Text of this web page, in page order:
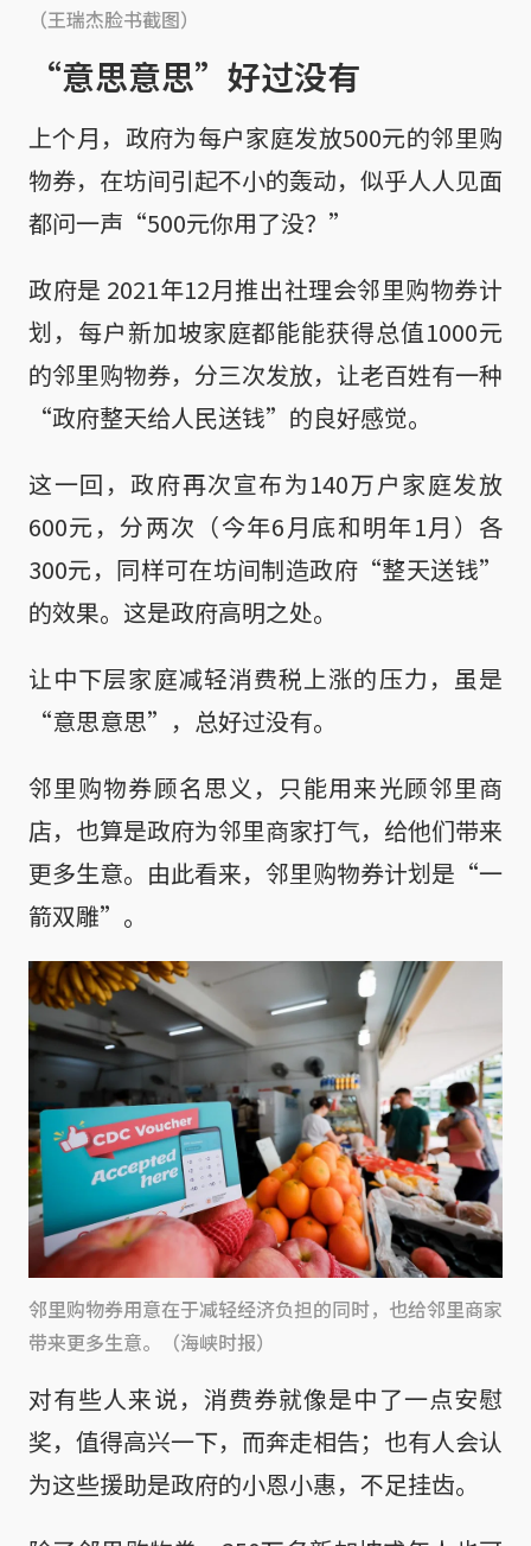
（王瑞杰脸书截图）
“意思意思”好过没有
上个月，政府为每户家庭发放500元的邻里购
物券，在坊间引起不小的轰动，似乎人人见面
都问一声“500元你用了没？”
政府是 2021年12月推出社理会邻里购物券计
划，每户新加坡家庭都能能获得总值1000元
的邻里购物券，分三次发放，让老百姓有一种
“政府整天给人民送钱”的良好感觉。
这一回，政府再次宣布为140万户家庭发放
600元，分两次（今年6月底和明年1月）各
300元，同样可在坊间制造政府“整天送钱”
的效果。这是政府高明之处。
让中下层家庭减轻消费税上涨的压力，虽是
“意思意思”，总好过没有。
邻里购物券顾名思义，只能用来光顾邻里商
店，也算是政府为邻里商家打气，给他们带来
更多生意。由此看来，邻里购物券计划是“一
箭双雕”。
邻里购物券用意在于减轻经济负担的同时，也给邻里商家
带来更多生意。（海峡时报）
对有些人来说，消费券就像是中了一点安慰
奖，值得高兴一下，而奔走相告；也有人会认
为这些援助是政府的小恩小惠，不足挂齿。